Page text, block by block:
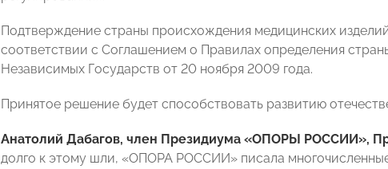
Подтверждение страны происхождения медицинских
соответствии с Соглашением о Правилах определения
Независимых Государств от 20 ноября 2009 года.
Принятое решение будет способствовать развитию
Анатолий Дабагов, член Президиума «ОПОРЫ РОССИИ»,
долго к этому шли, «ОПОРА РОССИИ» писала